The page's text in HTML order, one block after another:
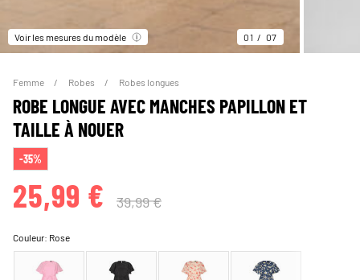
Voir les mesures du modèle 01 07
Femme Robes Robes longues
ROBE LONGUE AVEC MANCHES PAPILLON ET
TAILLE À NOUER
-35%
25,99 € 39,99 €
Couleur: Rose